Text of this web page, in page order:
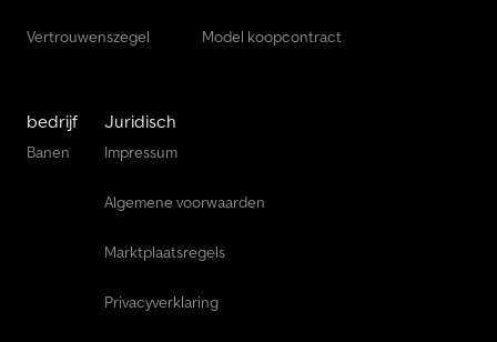
Vertrouwenszegel Model koopcontract
bedrijf
Banen
Juridisch
Impressum
Algemene voorwaarden
Marktplaatsregels
Privacyverklaring